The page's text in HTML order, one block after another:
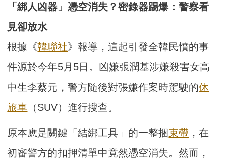
「綁人凶器」憑空消失？密錄器踢爆：警察看
見卻放水
根據《韓聯社》報導，這起引發全韓民憤的事
件源於今年5月5日。凶嫌張潤基涉嫌殺害女高
中生李蔡元，警方隨後對張嫌作案時駕駛的休
旅車 （SUV）進行搜查。
原本應是關鍵「結綁工具」的一整捆束帶 ，在
初審警方的扣押清單中竟然憑空消失。然而，